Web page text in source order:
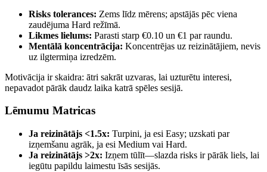
Risks tolerances: Zems līdz mērens; apstājās pēc viena
zaudējuma Hard režīmā.
Likmes lielums: Parasti starp €0.10 un €1 par raundu.
Mentālā koncentrācija: Koncentrējas uz reizinātājiem, nevis
uz ilgtermiņa izredzēm.
Motivācija ir skaidra: ātri sakrāt uzvaras, lai uzturētu interesi,
nepavadot pārāk daudz laika katrā spēles sesijā.
Lēmumu Matricas
Ja reizinātājs <1.5x: Turpini, ja esi Easy; uzskati par
izņemšanu agrāk, ja esi Medium vai Hard.
Ja reizinātājs >2x: Izņem tūlīt—slazda risks ir pārāk liels, lai
iegūtu papildu laimestu īsās sesijās.